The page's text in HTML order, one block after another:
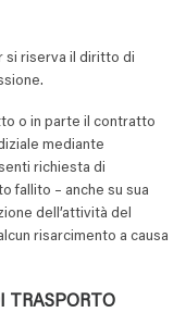
si riserva il diritto di
o in parte il contratto
mediante
richiesta di
fallito – anche su sua
dell’attività del
risarcimento a causa
TRASPORTO